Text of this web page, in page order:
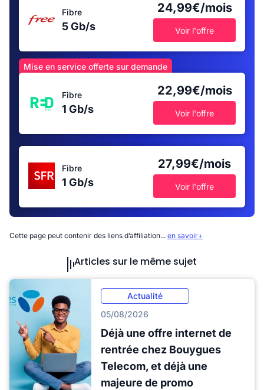
Fibre
5 Gb/s
24,99€/mois
Voir l'offre
Mise en service offerte sur demande
Fibre
1 Gb/s
22,99€/mois
Voir l'offre
Fibre
1 Gb/s
27,99€/mois
Voir l'offre
Cette page peut contenir des liens d’affiliation... en savoir+
Articles sur le même sujet
Actualité
05/08/2026
Déjà une offre internet de
rentrée chez Bouygues
Telecom, et déjà une
majeure de promo